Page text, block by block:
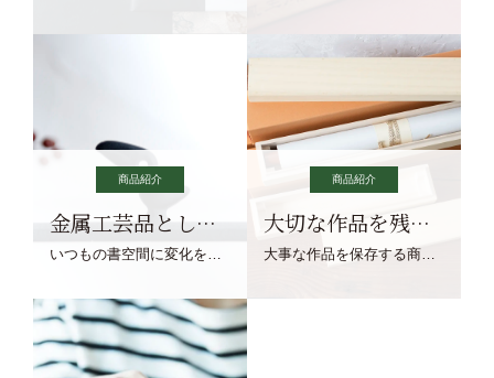
商品紹介
金属工芸品としての文鎮
いつもの書空間に変化を与えてくれる、見ているだけで愉しくなる金属工芸品の文鎮をご紹介します。
商品紹介
大切な作品を残す作品保存商品
大事な作品を保存する商品を取りまとめてご紹介ます。